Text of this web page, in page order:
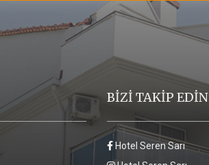
BİZİ TAKİP EDİN
Hotel Seren Sarı